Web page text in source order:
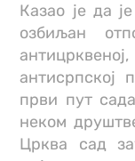
Казао је да
озбиљан
антисрпској
први пут
неком
Црква сад